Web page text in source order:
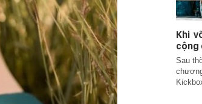
Khi
cộng
Sau